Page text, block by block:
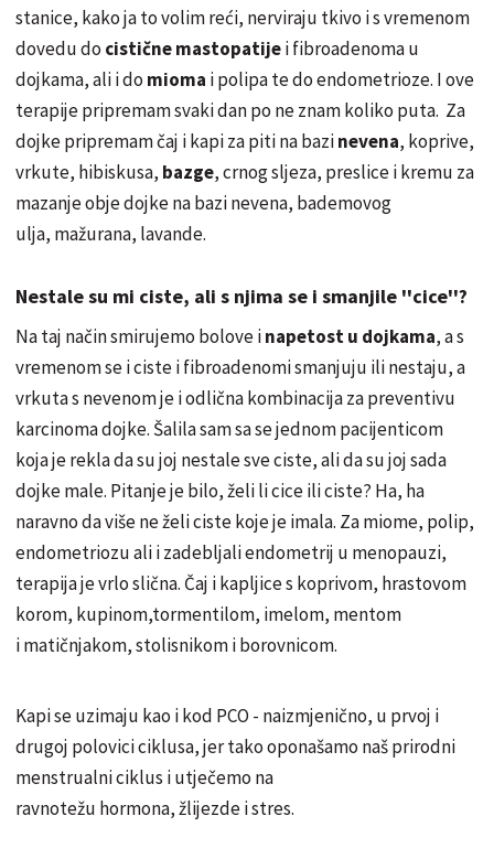
stanice, kako ja to volim reći, nerviraju tkivo i s vremenom
dovedu do cistične mastopatijei fibroadenoma u
dojkama, ali i do mioma i polipa te do endometrioze. I ove
terapije pripremam svaki dan po ne znam koliko puta. Za
dojke pripremam čaj i kapi za piti na bazinevena, koprive,
vrkute, hibiskusa, bazge, crnog sljeza, preslice i kremu za
mazanje obje dojke na bazi nevena, bademovog
ulja, mažurana, lavande.
Nestale su mi ciste, ali s njima se i smanjile ''cice''?
Na taj načinsmirujemo bolove inapetost u dojkama, a s
vremenom se i ciste i fibroadenomi smanjuju ili nestaju, a
vrkuta s nevenom je iodličnakombinacija za preventivu
karcinoma dojke. Šalila sam sa se jednom pacijenticom
koja je rekla da su joj nestale sve ciste, ali da su joj sada
dojke male. Pitanje je bilo, želili cice ili ciste? Ha, ha
naravno da više ne želiciste koje je imala. Za miome, polip,
endometriozu ali i zadebljali endometrij u menopauzi,
terapija je vrloslična. Čaj i kapljice s koprivom, hrastovom
korom, kupinom,tormentilom, imelom, mentom
imatičnjakom, stolisnikom i borovnicom.
Kapi se uzimaju kao i kod PCO - naizmjenično, u prvoj i
drugoj polovici ciklusa, jer takooponašamo naš prirodni
menstrualni ciklus iutječemo na
ravnotežu hormona, žlijezde i stres.